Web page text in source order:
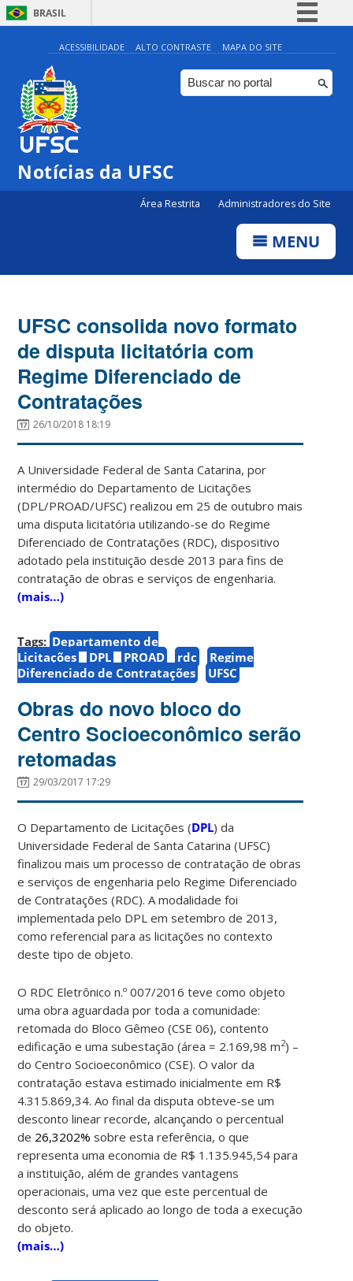
BRASIL
Simplifique!
Comunica BR
Participe
ACESSIBILIDADE ALTO CONTRASTE MAPA DO SITE
Notícias da UFSC
Área Restrita Administradores do Site
MENU
UFSC consolida novo formato
de disputa licitatória com
Regime Diferenciado de
Contratações
26/10/2018 18:19
A Universidade Federal de Santa Catarina, por
intermédio do Departamento de Licitações
(DPL/PROAD/UFSC) realizou em 25 de outubro mais
uma disputa licitatória utilizando-se do Regime
Diferenciado de Contratações (RDC), dispositivo
adotado pela instituição desde 2013 para fins de
contratação de obras e serviços de engenharia.
(mais…)
Tags: Departamento de
Licitações
DPL PROAD rdc
Regime
Diferenciado de Contratações
UFSC
Obras do novo bloco do
Centro Socioeconômico serão
retomadas
29/03/2017 17:29
O Departamento de Licitações (DPL) da
Universidade Federal de Santa Catarina (UFSC)
finalizou mais um processo de contratação de obras
e serviços de engenharia pelo Regime Diferenciado
de Contratações (RDC). A modalidade foi
implementada pelo DPL em setembro de 2013,
como referencial para as licitações no contexto
deste tipo de objeto.
O RDC Eletrônico n.º 007/2016 teve como objeto
uma obra aguardada por toda a comunidade:
retomada do Bloco Gêmeo (CSE 06), contento
edificação e uma subestação (área = 2.169,98 m2) –
do Centro Socioeconômico (CSE). O valor da
contratação estava estimado inicialmente em R$
4.315.869,34. Ao final da disputa obteve-se um
desconto linear recorde, alcançando o percentual
de 26,3202% sobre esta referência, o que
representa uma economia de R$ 1.135.945,54 para
a instituição, além de grandes vantagens
operacionais, uma vez que este percentual de
desconto será aplicado ao longo de toda a execução
do objeto.
(mais…)